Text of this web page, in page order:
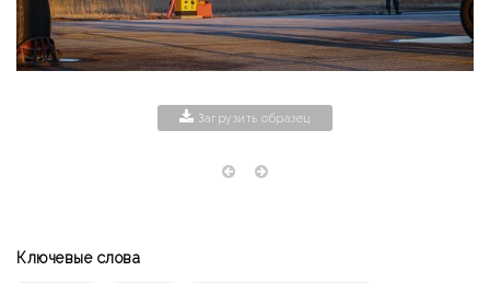
Загрузить образец
Ключевые слова